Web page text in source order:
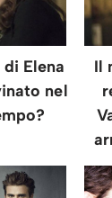
Elena
nel
Il